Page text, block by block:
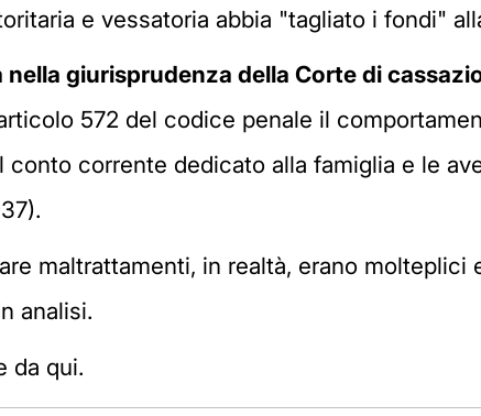
e vessatoria abbia "tagliato i fondi"
giurisprudenza della Corte di
572 del codice penale il
corrente dedicato alla famiglia e le
maltrattamenti, in realtà, erano molteplici
analisi.
da qui.